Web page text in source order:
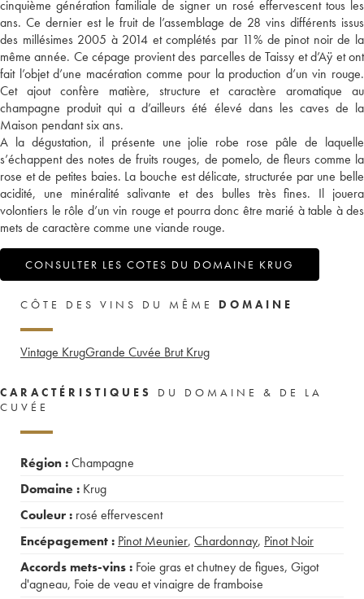
cinquième génération familiale de signer un rosé effervescent tous les
ans. Ce dernier est le fruit de l’assemblage de 28 vins différents issus
des millésimes 2005 à 2014 et complétés par 11% de pinot noir de la
même année. Ce cépage provient des parcelles de Taissy et d’Aÿ et ont
fait l’objet d’une macération comme pour la production d’un vin rouge.
Cet ajout confère matière, structure et caractère aromatique au
champagne produit qui a d’ailleurs été élevé dans les caves de la
Maison pendant six ans.
A la dégustation, il présente une jolie robe rose pâle de laquelle
s’échappent des notes de fruits rouges, de pomelo, de fleurs comme la
rose et de petites baies. La bouche est délicate, structurée par une belle
acidité, une minéralité salivante et des bulles très fines. Il jouera
volontiers le rôle d’un vin rouge et pourra donc être marié à table à des
mets de caractère comme une viande rouge.
CONSULTER LES COTES DU DOMAINE KRUG
CÔTE DES VINS DU MÊME DOMAINE
Vintage KrugGrande Cuvée Brut Krug
CARACTÉRISTIQUES
DU DOMAINE & DE LA
CUVÉE
Région :Champagne
Domaine : Krug
Couleur : rosé effervescent
Encépagement : Pinot Meunier, Chardonnay, Pinot Noir
Accords mets-vins : Foie gras et chutney de figues, Gigot
d'agneau, Foie de veau et vinaigre de framboise